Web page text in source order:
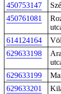
450753147
450761081
614124164
629633198
629633199
629633201